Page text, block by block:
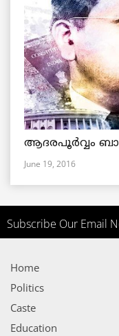
ആദരപൂര്‍വ്വം
June 19, 2016
Subscribe Our Email
Home
Politics
Caste
Education